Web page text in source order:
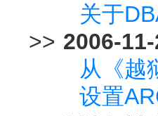
关于
>> 2006-
从《越
设置